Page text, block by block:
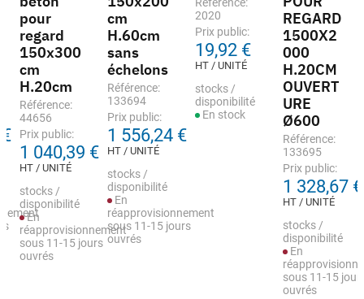
pour
regard
150x300
cm
H.20cm
Référence:
44656
Prix public:
1 040,39 €
HT / UNITÉ
stocks /
disponibilité
En
réapprovisionnement
sous 11-15 jours
ouvrés
cm
H.60cm
sans
échelons
Référence:
133694
Prix public:
1 556,24 €
HT / UNITÉ
stocks /
disponibilité
En
réapprovisionnement
sous 11-15 jours
ouvrés
2020
Prix public:
19,92 €
HT / UNITÉ
stocks /
disponibilité
En stock
REGARD
1500X2
000
H.20CM
OUVERT
URE
Ø600
Référence:
133695
Prix public:
1 328,67 €
HT / UNITÉ
stocks /
disponibilité
En
sous 11-15
ouvrés